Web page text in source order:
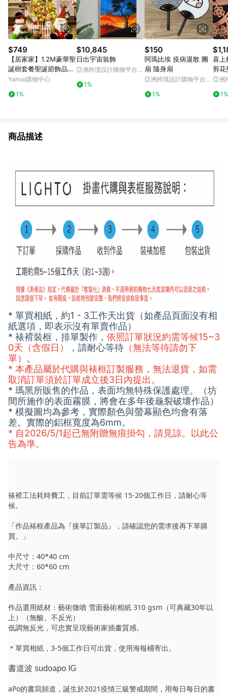
$749
【居家家】1.2M豪華聖
誕樹套餐聖誕節飾品耶
誕節裝飾品大型家用商
Yahoo購物中心
1%
$10,845
日出宇宙裝飾
亞洲跨境設計購物平台
1%
$150
阿瑪比埃 疫病退散 團
扇 隨身扇
亞洲跨境設計購物平台
1%
喜
剪花
亞洲
1%
商品描述
* 單買相紙，約1 - 3工作天出貨（如產品頁面沒有相
紙選項，即表示沒有單賣作品）
* 裱褙裝框，排單製作， 依照訂單狀況約需等候15~3
0天（含假日）
，請耐心等待 （無法等待請勿下
單） 。
* 本產品屬於代購與裱框訂製服務，無法退貨，如需
取消訂單須於訂單成立後3日內提出。
* 瑪黑所販售的作品，表面均無特殊保護處理。（坊
間所施作的表面霧膜，將會在多年後龜裂破壞作品）
* 模擬圖均為參考，實際顏色與螢幕顯色均會有落
差。實際的鋁框寬度為6mm。
* 自2026/5/1起已無附贈無痕掛勾，請見諒。以此公
告為準。
裱褙工法耗時費工，目前訂單需等候 15-20個工作日，請耐心等
候。
「作品裱框產品為『接單訂製品』，請確認您的需求後再下單購
買。」
中尺寸：40*40 cm
大尺寸：60*60 cm
產品資訊：
作品選用紙材：藝術微噴 雪面藝術相紙 310 gsm（可典藏30年以
上）（無酸、不反光）
低調無反光，可忠實呈現藝術家插畫質感。
＊單買相紙，3-5個工作日可出貨，使用海報桶寄出。
書道波 sudoapo IG
aPo的書寫頻道，誕生於2021疫情三級警戒期間，用每日每日的書